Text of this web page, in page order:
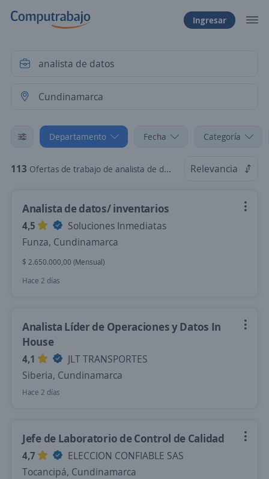
Ingresar
Departamento Fecha Categoría
113 Ofertas de trabajo de analista de datos en Cundinamarca Relevancia
Analista de datos/ inventarios
4,5
Soluciones Inmediatas
Funza, Cundinamarca
$ 2.650.000,00 (Mensual)
Hace 2 días
Analista Líder de Operaciones y Datos In
House
4,1
JLT TRANSPORTES
Siberia, Cundinamarca
Hace 2 días
Jefe de Laboratorio de Control de Calidad
4,7
ELECCION CONFIABLE SAS
Tocancipá, Cundinamarca